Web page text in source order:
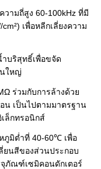
ามถี่สูง 60-100kHz ที่มี
เพื่อหลีกเลี่ยงความ
ำบริสุทธิ์เพื่อขจัด
ใหญ่
ร่วมกับการล้างด้วย
น เป็นไปตามมาตรฐาน
ล็กทรอนิกส์
ภูมิต่ำที่ 40-60℃ เพื่อ
ยนสีของส่วนประกอบ
ภัณฑ์เซมิคอนดักเตอร์